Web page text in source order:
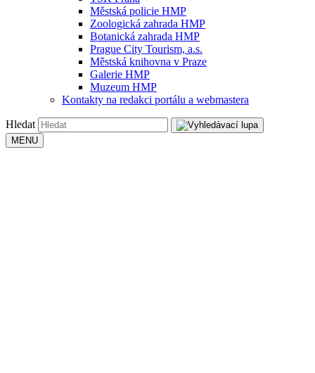
Městská policie HMP
Zoologická zahrada HMP
Botanická zahrada HMP
Prague City Tourism, a.s.
Městská knihovna v Praze
Galerie HMP
Muzeum HMP
Kontakty na redakci portálu a webmastera
Hledat
MENU